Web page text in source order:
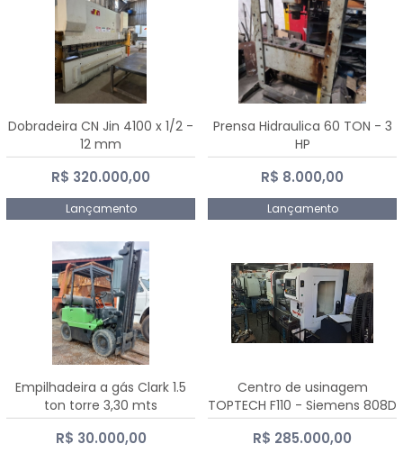
Dobradeira CN Jin 4100 x 1/2 -
12 mm
R$ 320.000,00
Lançamento
Prensa Hidraulica 60 TON - 3
HP
R$ 8.000,00
Lançamento
Empilhadeira a gás Clark 1.5
ton torre 3,30 mts
R$ 30.000,00
Centro de usinagem
TOPTECH F110 - Siemens 808D
Advanced
R$ 285.000,00